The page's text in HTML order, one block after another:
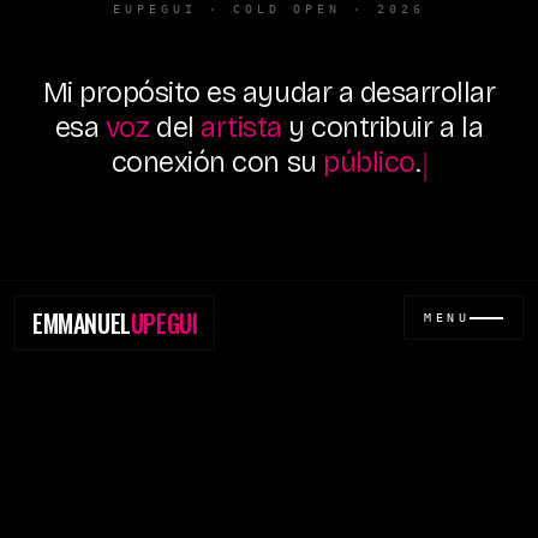
EMMANUELUPEGUI MENU
EUPEGUI · COLD OPEN · 2026
Mi propósito es ayudar a desarrollar
esa voz del artista y contribuir a la
conexión con su público.